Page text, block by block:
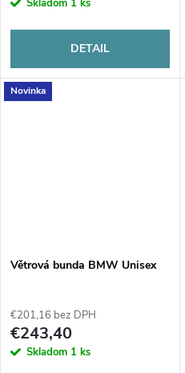
Skladom 1 ks
DETAIL
Novinka
Větrová bunda BMW Unisex
€201,16 bez DPH
€243,40
Skladom 1 ks